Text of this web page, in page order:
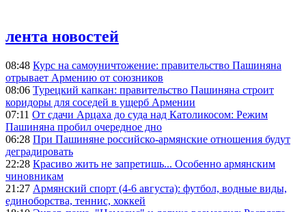
лента новостей
08:48 Курс на самоуничтожение: правительство Пашиняна
отрывает Армению от союзников
08:06 Турецкий капкан: правительство Пашиняна строит
коридоры для соседей в ущерб Армении
07:11 От сдачи Арцаха до суда над Католикосом: Режим
Пашиняна пробил очередное дно
06:28 При Пашиняне российско-армянские отношения будут
деградировать
22:28 Красиво жить не запретишь... Особенно армянским
чиновникам
21:27 Армянский спорт (4-6 августа): футбол, водные виды,
единоборства, теннис, хоккей